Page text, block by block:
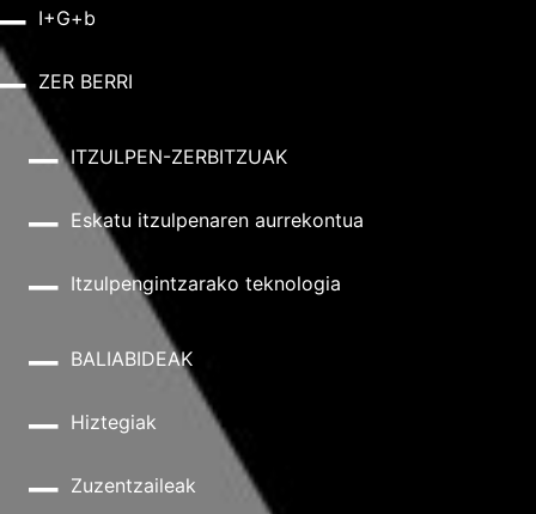
I+G+b
ZER BERRI
ITZULPEN-ZERBITZUAK
Eskatu itzulpenaren aurrekontua
Itzulpengintzarako teknologia
BALIABIDEAK
Hiztegiak
Zuzentzaileak